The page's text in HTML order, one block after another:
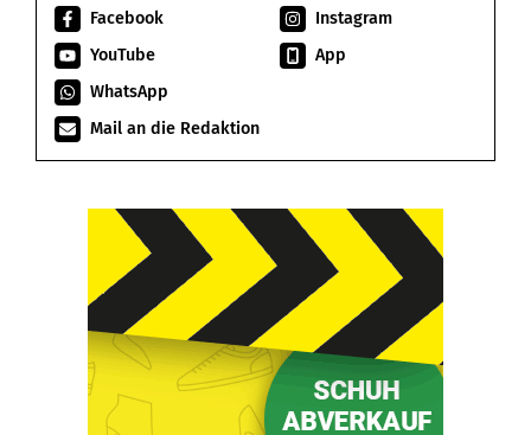
Facebook
Instagram
YouTube
App
WhatsApp
Mail an die Redaktion